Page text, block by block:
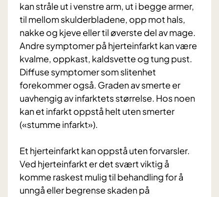
kan stråle ut i venstre arm, ut i begge armer,
til mellom skulderbladene, opp mot hals,
nakke og kjeve eller til øverste del av mage.
Andre symptomer på hjerteinfarkt kan være
kvalme, oppkast, kaldsvette og tung pust.
Diffuse symptomer som slitenhet
forekommer også. Graden av smerte er
uavhengig av infarktets størrelse. Hos noen
kan et infarkt oppstå helt uten smerter
(«stumme infarkt»).
Et hjerteinfarkt kan oppstå uten forvarsler.
Ved hjerteinfarkt er det svært viktig å
komme raskest mulig til behandling for å
unngå eller begrense skaden på